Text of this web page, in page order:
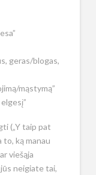
geras/blogas,
mąstymą”
(„Y taip pat
to, ką manau
viešąja
neigiate tai,